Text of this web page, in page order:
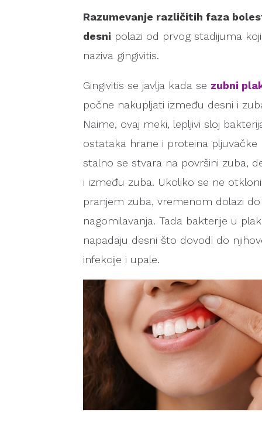
Razumevanje različitih faza
desni polazi od prvog stadijuma
naziva gingivitis.
Gingivitis se javlja kada se zubni
počne nakupljati između desni i
Naime, ovaj meki, lepljivi sloj
ostataka hrane i proteina pljuvačke
stalno se stvara na površini zuba,
i između zuba. Ukoliko se ne otkloni
pranjem zuba, vremenom dolazi do
nagomilavanja. Tada bakterije u
napadaju desni što dovodi do
infekcije i upale.